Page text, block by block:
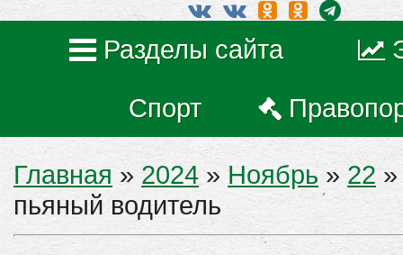
Разделы сайта
Спорт
Главная » 2024 » Ноябрь » 22
пьяный водитель